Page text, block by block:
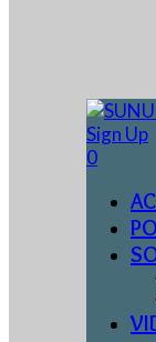
Sign Up
0